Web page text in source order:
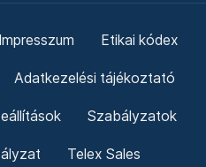
Impresszum Etikai kódex
Adatkezelési tájékoztató
Szabályzatok
Telex Sales